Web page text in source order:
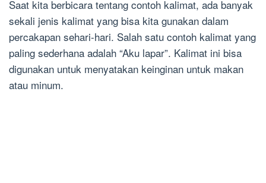
Saat kita berbicara tentang contoh kalimat, ada banyak
sekali jenis kalimat yang bisa kita gunakan dalam
percakapan sehari-hari. Salah satu contoh kalimat yang
paling sederhana adalah “Aku lapar”. Kalimat ini bisa
digunakan untuk menyatakan keinginan untuk makan
atau minum.